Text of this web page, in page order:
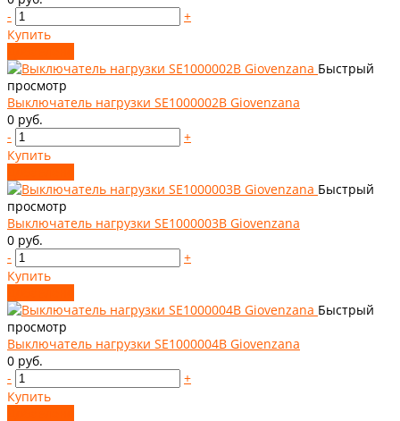
-
+
Купить
Быстрый
просмотр
Выключатель нагрузки SE1000002B Giovenzana
0 руб.
-
+
Купить
Быстрый
просмотр
Выключатель нагрузки SE1000003B Giovenzana
0 руб.
-
+
Купить
Быстрый
просмотр
Выключатель нагрузки SE1000004B Giovenzana
0 руб.
-
+
Купить